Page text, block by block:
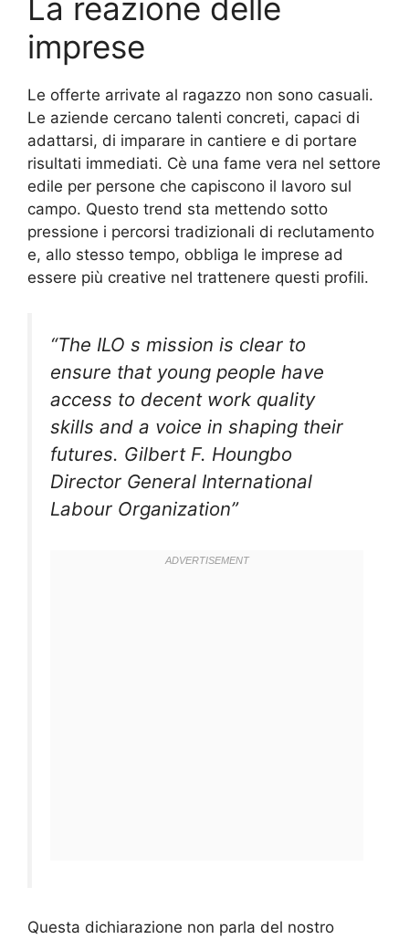
La reazione delle
imprese
Le offerte arrivate al ragazzo non sono casuali.
Le aziende cercano talenti concreti, capaci di
adattarsi, di imparare in cantiere e di portare
risultati immediati. Cè una fame vera nel settore
edile per persone che capiscono il lavoro sul
campo. Questo trend sta mettendo sotto
pressione i percorsi tradizionali di reclutamento
e, allo stesso tempo, obbliga le imprese ad
essere più creative nel trattenere questi profili.
“The ILO s mission is clear to
ensure that young people have
access to decent work quality
skills and a voice in shaping their
futures. Gilbert F. Houngbo
Director General International
Labour Organization”
Questa dichiarazione non parla del nostro